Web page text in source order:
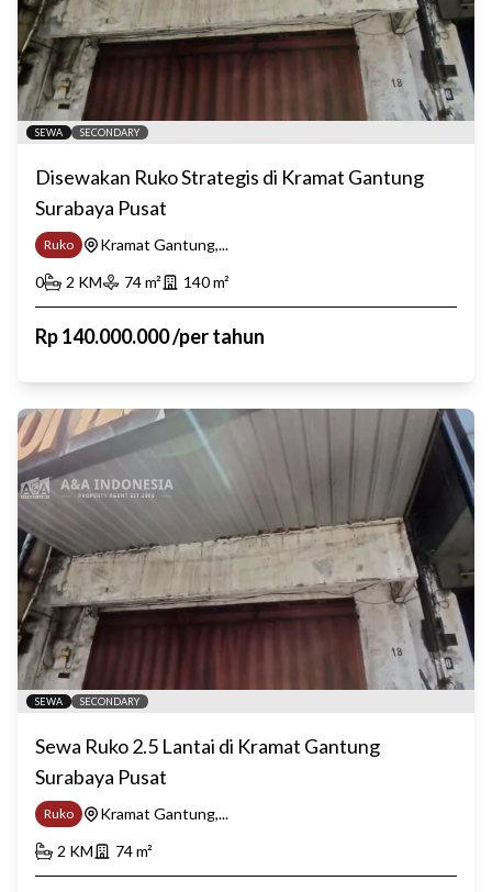
SEWA SECONDARY
Disewakan Ruko Strategis di Kramat Gantung
Surabaya Pusat
Ruko
Kramat Gantung,...
0
2 KM 74m² 140m²
Rp140.000.000/per tahun
SEWA SECONDARY
Sewa Ruko 2.5 Lantai di Kramat Gantung
Surabaya Pusat
Ruko
Kramat Gantung,...
2 KM 74m²